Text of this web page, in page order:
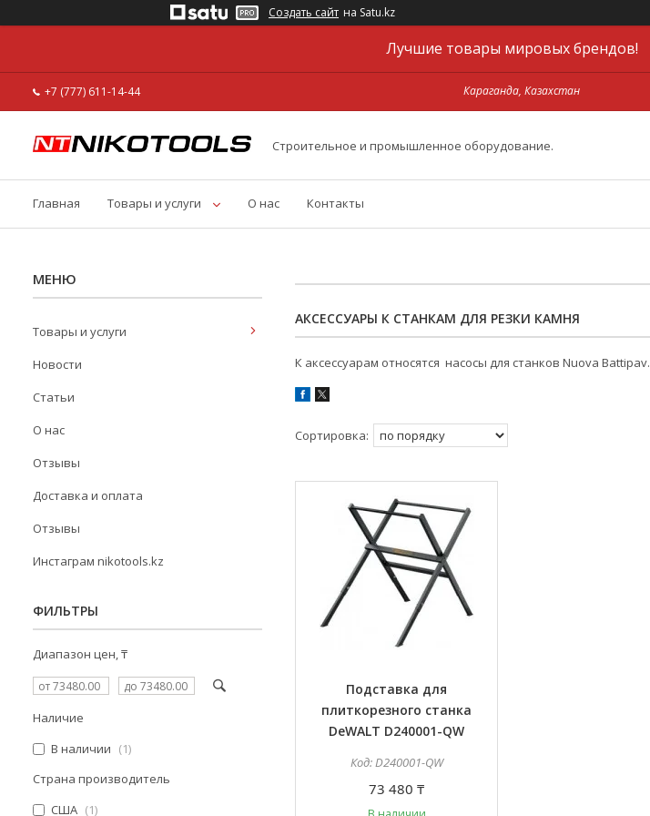
Создать сайт на Satu.kz
Лучшие товары мировых брендов!
+7 (777) 611-14-44 Караганда, Казахстан
Строительное и промышленное оборудование.
Главная Товары и услуги О нас Контакты
АКСЕССУАРЫ К СТАНКАМ ДЛЯ РЕЗКИ КАМНЯ
К аксессуарам относятся насосы для станков Nuova Battipav.
Подставка для
плиткорезного станка
DeWALT D240001-QW
D240001-QW
73 480 ₸
Товары и услуги
Новости
Статьи
О нас
Отзывы
Доставка и оплата
Отзывы
Инстаграм nikotools.kz
ФИЛЬТРЫ
Диапазон цен, ₸
Наличие
В наличии
1
Страна производитель
США
1